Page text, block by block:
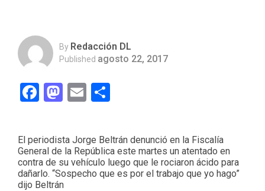
By Redacción DL
Published agosto 22, 2017
Facebook
Mastodon
Email
El periodista Jorge Beltrán denunció en la Fiscalía
General de la República este martes un atentado en
contra de su vehículo luego que le rociaron ácido para
dañarlo. “Sospecho que es por el trabajo que yo hago”
dijo Beltrán